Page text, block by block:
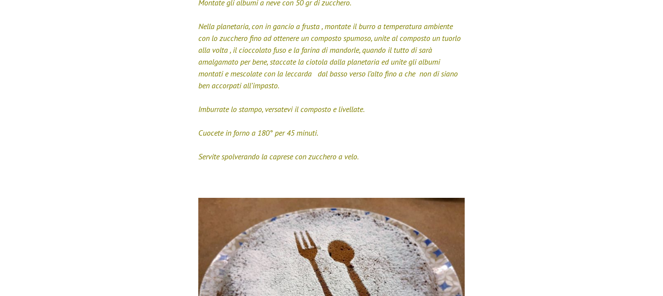
Montate gli albumi a neve con 50 gr di zucchero.
Nella planetaria, con in gancio a frusta , montate il burro a temperatura ambiente
con lo zucchero fino ad ottenere un composto spumoso, unite al composto un tuorlo
alla volta , il cioccolato fuso e la farina di mandorle, quando il tutto di sarà
amalgamato per bene, staccate la ciotola dalla planetaria ed unite gli albumi
montati e mescolate con la leccarda dal basso verso l’alto fino a che non di siano
ben accorpati all’impasto.
Imburrate lo stampo, versatevi il composto e livellate.
Cuocete in forno a 180° per 45 minuti.
Servite spolverando la caprese con zucchero a velo.